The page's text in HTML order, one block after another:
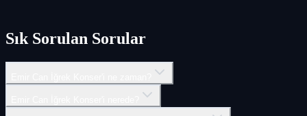
Sık Sorulan Sorular